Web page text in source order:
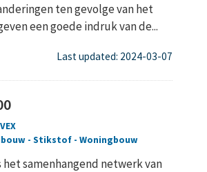
ten gevolge van het
een goede indruk van de...
Last updated: 2024-03-07
Stikstof Woningbouw
het samenhangend netwerk van